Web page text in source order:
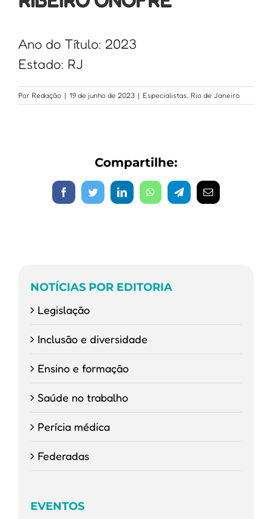
Ano do Título: 2023
Estado: RJ
Por Redação | 19 de junho de 2023 | Especialistas Rio de Janeiro
Compartilhe:
FacebookTwitterLinkedInWhatsAppTelegram
E-
mail
NOTÍCIAS POR EDITORIA
Legislação
Inclusão e diversidade
Ensino e formação
Saúde no trabalho
Perícia médica
Federadas
EVENTOS